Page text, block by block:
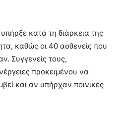
κατά τη διάρκεια της
καθώς οι 40 ασθενείς που
Συγγενείς τους,
προκειμένου να
και αν υπήρχαν ποινικές